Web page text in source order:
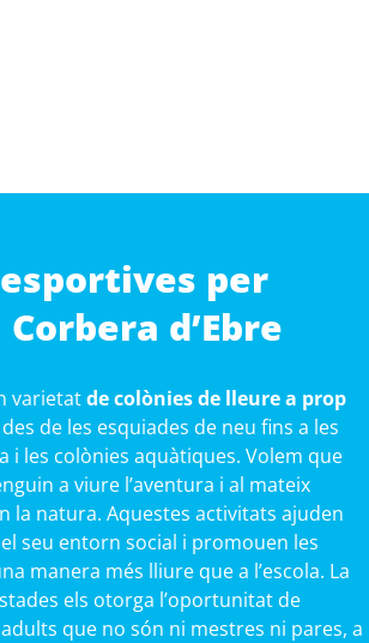
per
d’Ebre
varietatde colònies de lleure a prop
des de les esquiades de neu fins a les
i les colònies aquàtiques. Volem que
a viure l’aventura i al mateix
la natura. Aquestes activitats ajuden
seu entorn social i promouen les
manera més lliure que a l’escola. La
els otorga l’oportunitat de
que no són ni mestres ni pares, a